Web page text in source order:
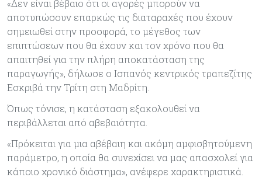
«Δεν είναι βέβαιο ότι οι αγορές μπορούν να
αποτυπώσουν επαρκώς τις διαταραχές που έχουν
σημειωθεί στην προσφορά, το μέγεθος των
επιπτώσεων που θα έχουν και τον χρόνο που θα
απαιτηθεί για την πλήρη αποκατάσταση της
παραγωγής», δήλωσε ο Ισπανός κεντρικός τραπεζίτης
Εσκριβά την Τρίτη στη Μαδρίτη.
Όπως τόνισε, η κατάσταση εξακολουθεί να
περιβάλλεται από αβεβαιότητα.
«Πρόκειται για μια αβέβαιη και ακόμη αμφισβητούμενη
παράμετρο, η οποία θα συνεχίσει να μας απασχολεί για
κάποιο χρονικό διάστημα», ανέφερε χαρακτηριστικά.